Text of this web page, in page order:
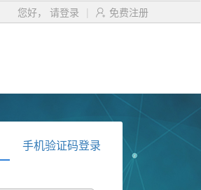
您好， 请登录 |  免费注册
手机验证码登录